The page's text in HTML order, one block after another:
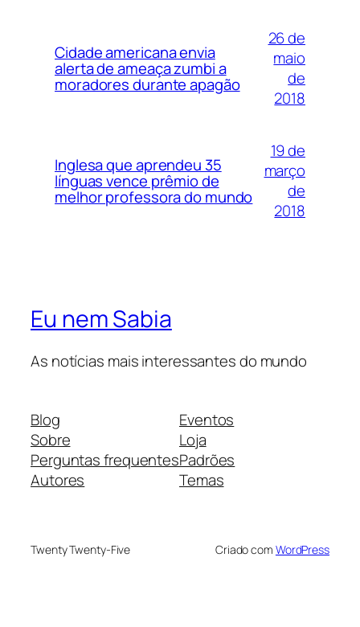
Cidade americana envia
alerta de ameaça zumbi a
moradores durante apagão
26 de
maio
de
2018
Inglesa que aprendeu 35
línguas vence prêmio de
melhor professora do mundo
19 de
março
de
2018
Eu nem Sabia
As notícias mais interessantes do mundo
Blog
Sobre
Perguntas frequentes
Autores
Eventos
Loja
Padrões
Temas
Twenty Twenty-Five Criado com WordPress